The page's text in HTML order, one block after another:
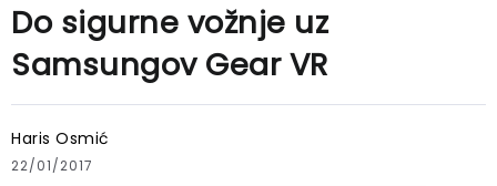
Do sigurne vožnje uz
Samsungov Gear VR
Haris Osmić
22/01/2017